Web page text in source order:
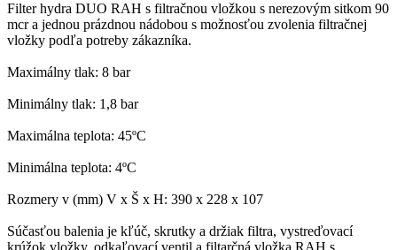
Filter hydra DUO RAH s filtračnou vložkou s nerezovým sitkom 90
mcr a jednou prázdnou nádobou s možnosťou zvolenia filtračnej
vložky podľa potreby zákazníka.
Maximálny tlak: 8 bar
Minimálny tlak: 1,8 bar
Maximálna teplota: 45ºC
Minimálna teplota: 4ºC
Rozmery v (mm) V x Š x H: 390 x 228 x 107
Súčasťou balenia je kľúč, skrutky a držiak filtra, vystreďovací